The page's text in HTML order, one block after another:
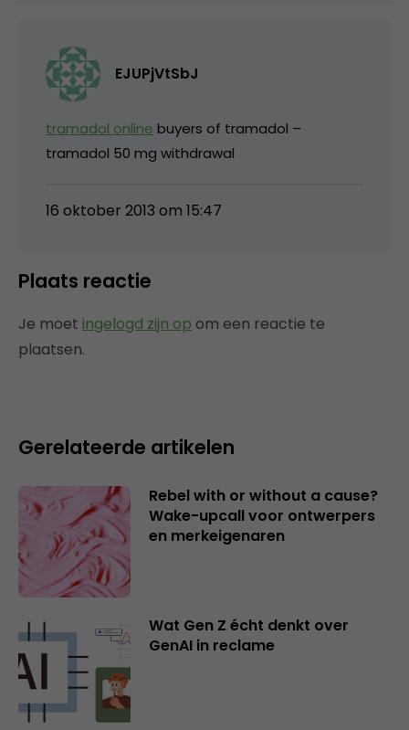
EJUPjVtSbJ
tramadol online buyers of tramadol –
tramadol 50 mg withdrawal
16 oktober 2013 om 15:47
Plaats reactie
Je moet ingelogd zijn op om een reactie te
plaatsen.
Gerelateerde artikelen
Rebel with or without a cause?
Wake-upcall voor ontwerpers
en merkeigenaren
Wat Gen Z écht denkt over
GenAI in reclame